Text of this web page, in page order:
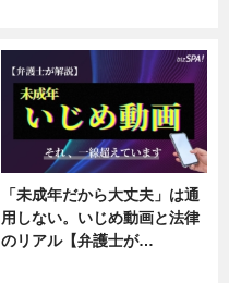
「未成年だから大丈夫」は通
用しない。いじめ動画と法律
のリアル【弁護士が…